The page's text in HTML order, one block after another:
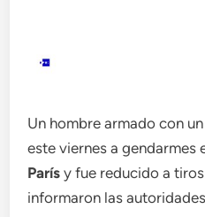
Un hombre armado con
este viernes a gendarmes
París y fue reducido a
informaron las